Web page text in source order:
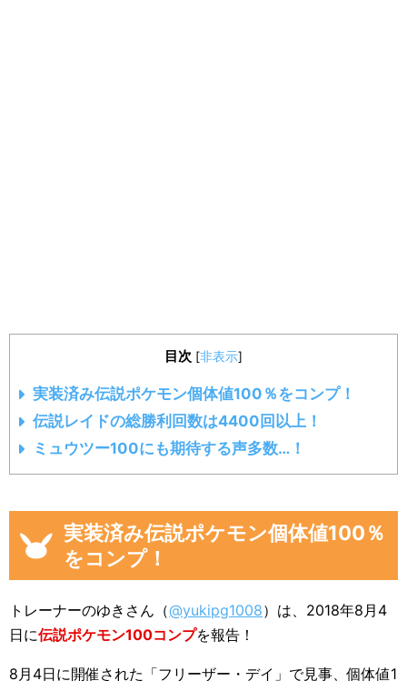
目次 [非表示]
実装済み伝説ポケモン個体値100％をコンプ！
伝説レイドの総勝利回数は4400回以上！
ミュウツー100にも期待する声多数…！
実装済み伝説ポケモン個体値100％
をコンプ！
トレーナーのゆきさん（@yukipg1008）は、2018年8月4
日に伝説ポケモン100コンプを報告！
8月4日に開催された「フリーザー・デイ」で見事、個体値1